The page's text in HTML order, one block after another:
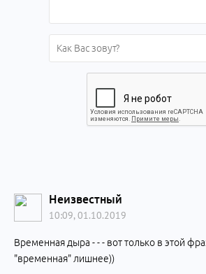
Неизвестный
10:09, 01.10.2019
Временная дыра - - - вот только в этой
"временная" лишнее))